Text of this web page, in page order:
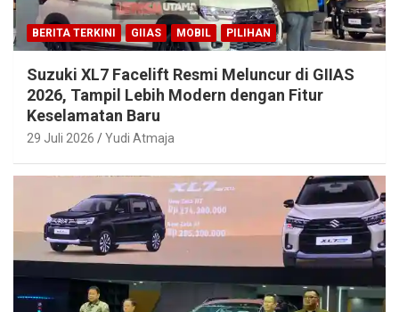
BERITA TERKINI GIIAS MOBIL PILIHAN
Suzuki XL7 Facelift Resmi Meluncur di GIIAS
2026, Tampil Lebih Modern dengan Fitur
Keselamatan Baru
29 Juli 2026 Yudi Atmaja